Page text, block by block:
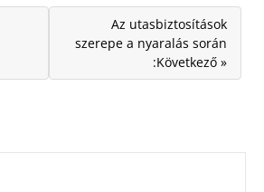
Az utasbiztosítások
szerepe a nyaralás során
:Következő »